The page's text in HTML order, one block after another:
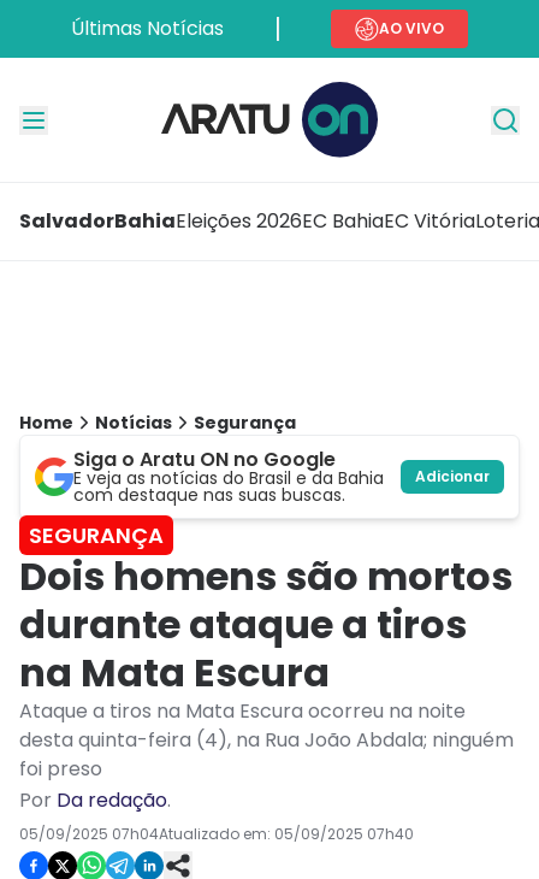
Últimas Notícias AO VIVO
SalvadorBahiaEleições 2026EC BahiaEC Vitória
Home Notícias Segurança
Siga o Aratu ON no Google
E veja as notícias do Brasil e da Bahia
com destaque nas suas buscas.
Adicionar
SEGURANÇA
Dois homens são mortos
durante ataque a tiros
na Mata Escura
Ataque a tiros na Mata Escura ocorreu na noite
desta quinta-feira (4), na Rua João Abdala; ninguém
foi preso
Por Da redação.
05/09/2025 07h04Atualizado em: 05/09/2025 07h40